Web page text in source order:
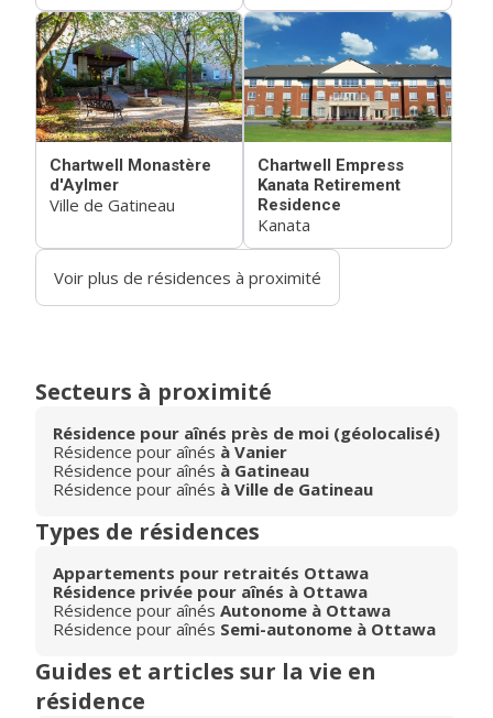
Chartwell Monastère
d'Aylmer
Ville de Gatineau
Chartwell Empress
Kanata Retirement
Residence
Kanata
Voir plus de résidences à proximité
Secteurs à proximité
Résidence pour aînés près de moi (géolocalisé)
Résidence pour aînés à Vanier
Résidence pour aînés à Gatineau
Résidence pour aînés à Ville de Gatineau
Types de résidences
Appartements pour retraités Ottawa
Résidence privée pour aînés à Ottawa
Résidence pour aînés Autonome à Ottawa
Résidence pour aînés Semi-autonome à Ottawa
Guides et articles sur la vie en
résidence